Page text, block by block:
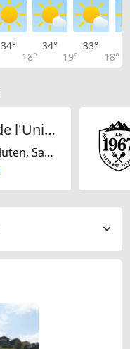
34°
18°
34°
19°
33°
18°
Auberge 'Café de l'Union'
Européene, Sans gluten, Sans lactose, De saison, Française, Régionale, Suisse